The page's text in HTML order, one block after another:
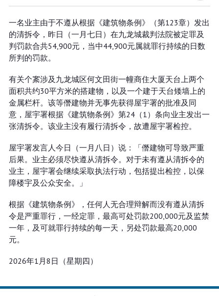
业主不遵从清拆令被判罚款逾五万
元
一名业主由于不遵从根据《建筑物条例》（第123章）发出
的清拆令，昨日（一月七日）在九龙城裁判法院被定罪及
判罚款合共54,900元，当中44,900元属就罪行持续的日数
所判的罚款。
有关个䅁涉及九龙城区何文田街一幢商住大厦天台上两个
面积共约30平方米的搭建物，以及一个建于天台矮墙上的
金属栏杆。该等僭建物并无事先获得屋宇署的批准及同
意，屋宇署根据《建筑物条例》第24（1）条向业主发出一
张清拆令。该业主没有履行清拆令，故遭屋宇署检控。
屋宇署发言人今日（一月八日）说：「僭建物可导致严重
后果。业主必须尽快遵从清拆令。对于未有遵从清拆令的
业主，屋宇署会继续采取执法行动，包括提出检控，以保
障楼宇及公众安全。」
根据《建筑物条例》，任何人无合理辩解而没有遵从清拆
令是严重罪行，一经定罪，最高可处罚款200,000元及监禁
一年，及可就罪行持续的每一天，另处罚款最高20,000
元。
2026年1月8日（星期四）